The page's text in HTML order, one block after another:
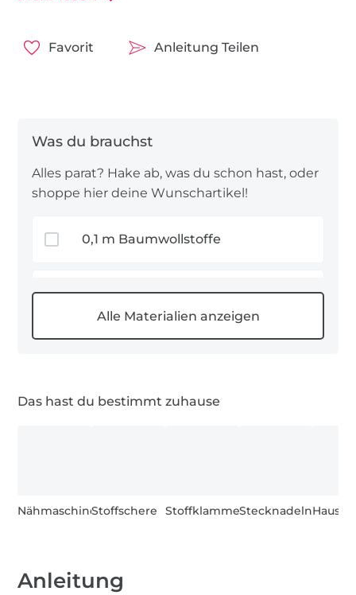
Favorit Anleitung Teilen
Alles parat? Hake ab, was du schon hast, oder
shoppe hier deine Wunschartikel!
0,1 m Baumwollstoffe
2 x Schnullerclip Holz 30mm
Das hast du bestimmt zuhause
NähmaschineStoffschere StoffklammernStecknadeln
Anleitung